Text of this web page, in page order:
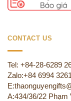
CONTACT US
Tel: +84-28-6289
Zalo:+84 6994 3261
A:434/36/22 Phạm